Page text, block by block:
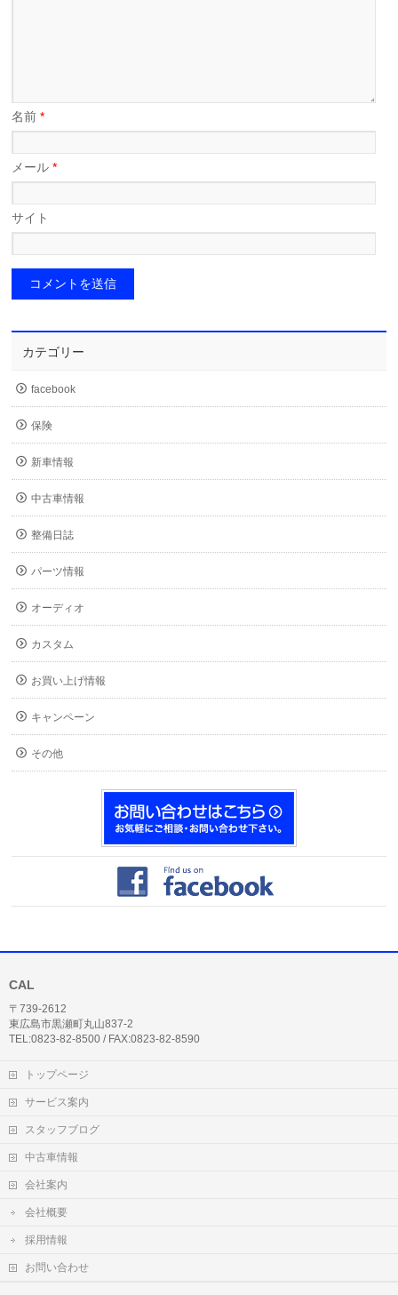
名前*
メール*
サイト
カテゴリー
facebook
保険
新車情報
中古車情報
整備日誌
パーツ情報
オーディオ
カスタム
お買い上げ情報
キャンペーン
その他
CAL
〒739-2612
東広島市黒瀬町丸山837-2
TEL:0823-82-8500 / FAX:0823-82-8590
トップページ
サービス案内
スタッフブログ
中古車情報
会社案内
会社概要
採用情報
お問い合わせ